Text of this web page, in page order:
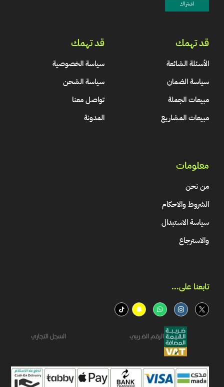
قد تهمك
الأسئلة الشائعة
سياسة الضمان
مبيعات الجملة
مبيعات المشاريع
قد تهمك
سياسة الخصوصية
سياسة الشحن
تواصل معنا
المدونة
معلومات
من نحن
الشروط والاحكام
سياسة الاستبدال
والاسترجاع
تابعنا على...​
الرقم الضريبي السجل التجاري